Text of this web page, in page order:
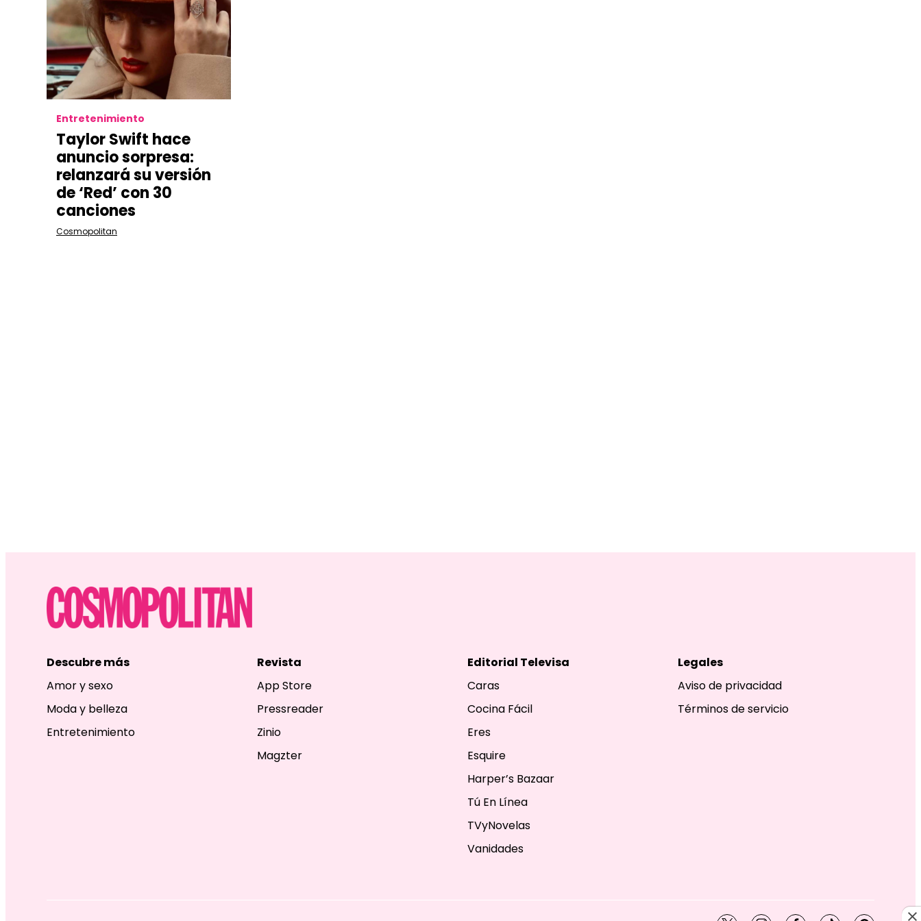
Entretenimiento
Taylor Swift hace
anuncio sorpresa:
relanzará su versión
de ‘Red’ con 30
canciones
Cosmopolitan
Descubre más
Amor y sexo
Moda y belleza
Entretenimiento
Revista
App Store
Pressreader
Zinio
Magzter
Editorial Televisa
Caras
Cocina Fácil
Eres
Esquire
Harper’s Bazaar
Tú En Línea
TVyNovelas
Vanidades
Legales
Aviso de privacidad
Términos de servicio